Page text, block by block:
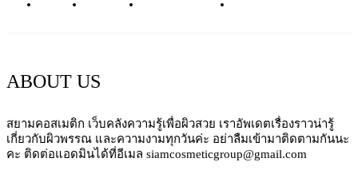
ABOUT US
สยามคอสเมติก เว็บคลังความรู้เพื่อผิวสวย เราอัพเดตเรื่องราวน่ารู้
เกี่ยวกับผิวพรรณ และความงามทุกวันค่ะ อย่าลืมเข้ามาติดตามกันนะ
คะ ติดต่อแอดมินได้ที่อีเมล siamcosmeticgroup@gmail.com